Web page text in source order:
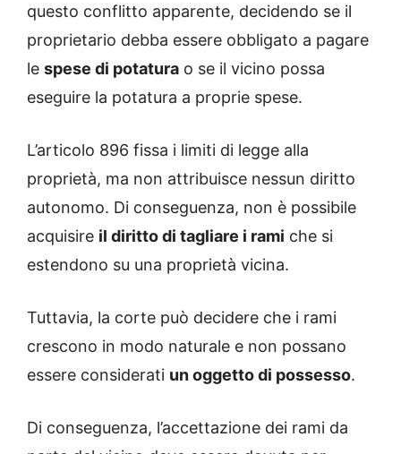
questo conflitto apparente, decidendo se il
proprietario debba essere obbligato a pagare
le spese di potatura o se il vicino possa
eseguire la potatura a proprie spese.
L’articolo 896 fissa i limiti di legge alla
proprietà, ma non attribuisce nessun diritto
autonomo. Di conseguenza, non è possibile
acquisire il diritto di tagliare i rami che si
estendono su una proprietà vicina.
Tuttavia, la corte può decidere che i rami
crescono in modo naturale e non possano
essere considerati un oggetto di possesso.
Di conseguenza, l’accettazione dei rami da